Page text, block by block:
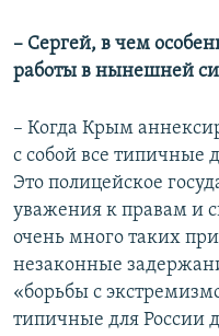
– Сергей, в чем
работы в нынешней
– Когда Крым
с собой все типичные
Это полицейское
уважения к правам и
очень много таких
незаконные
«борьбы с
типичные для России